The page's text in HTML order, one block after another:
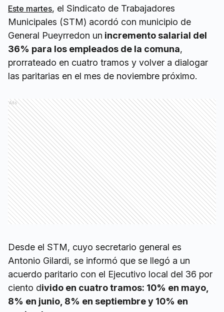
Este martes, el Sindicato de Trabajadores
Municipales (STM) acordó con municipio de
General Pueyrredon un incremento salarial del
36% para los empleados de la comuna,
prorrateado en cuatro tramos y volver a dialogar
las paritarias en el mes de noviembre próximo.
Ads
Desde el STM, cuyo secretario general es
Antonio Gilardi, se informó que se llegó a un
acuerdo paritario con el Ejecutivo local del 36 por
ciento divido en cuatro tramos: 10% en mayo,
8% en junio, 8% en septiembre y 10% en